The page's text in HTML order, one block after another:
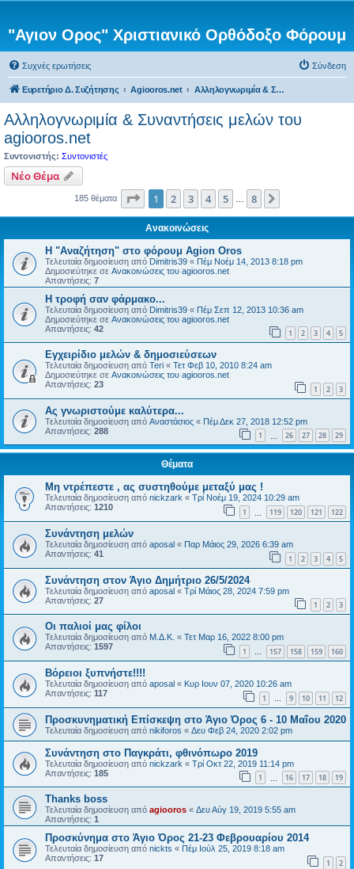
"Αγιον Ορος" Χριστιανικό Ορθόδοξο Φόρουμ
Συχνές ερωτήσεις Σύνδεση
Ευρετήριο Δ. Συζήτησης Agiooros.net Αλληλογνωριμία & Συναντήσεις μελών του agiooros.net
Αλληλογνωριμία & Συναντήσεις μελών του
agiooros.net
Συντονιστής: Συντονιστές
Νέο Θέμα
185 θέματα Σελίδα από8
1 2 3 4 5 8
Ανακοινώσεις
Η "Αναζήτηση" στο φόρουμ Agion Oros
Τελευταία δημοσίευση από Dimitris39 « Πέμ Νοέμ 14, 2013 8:18 pm
Δημοσιεύτηκε σε Ανακοινώσεις του agiooros.net
Απαντήσεις: 7
H τροφή σαν φάρμακο...
Τελευταία δημοσίευση από Dimitris39 « Πέμ Σεπ 12, 2013 10:36 am
Δημοσιεύτηκε σε Ανακοινώσεις του agiooros.net
Απαντήσεις: 42 1 2 3 4 5
Εγχειρίδιο μελών & δημοσιεύσεων
Τελευταία δημοσίευση από Teri « Τετ Φεβ 10, 2010 8:24 am
Δημοσιεύτηκε σε Ανακοινώσεις του agiooros.net
Απαντήσεις: 23 1 2 3
Ας γνωριστούμε καλύτερα...
Τελευταία δημοσίευση από Αναστάσιος « Πέμ Δεκ 27, 2018 12:52 pm
Απαντήσεις: 288 1 26 27 28 29
Θέματα
Μη ντρέπεστε , ας συστηθούμε μεταξύ μας !
Τελευταία δημοσίευση από nickzark « Τρί Νοέμ 19, 2024 10:29 am
Απαντήσεις: 1210 1 119 120 121 122
Συνάντηση μελών
Τελευταία δημοσίευση από aposal « Παρ Μάιος 29, 2026 6:39 am
Απαντήσεις: 41 1 2 3 4 5
Συνάντηση στον Άγιο Δημήτριο 26/5/2024
Τελευταία δημοσίευση από aposal « Τρί Μάιος 28, 2024 7:59 pm
Απαντήσεις: 27 1 2 3
Οι παλιοί μας φίλοι
Τελευταία δημοσίευση από Μ.Δ.Κ. « Τετ Μαρ 16, 2022 8:00 pm
Απαντήσεις: 1597 1 … 157 158 159 160
Βόρειοι ξυπνήστε!!!!
Τελευταία δημοσίευση από aposal « Κυρ Ιουν 07, 2020 10:26 am
Απαντήσεις: 117 1 … 9 10 11 12
Προσκυνηματική Επίσκεψη στο Άγιο Όρος 6 - 10 Μαΐου 2020
Τελευταία δημοσίευση από nikiforos « Δευ Φεβ 24, 2020 2:02 pm
Συνάντηση στο Παγκράτι, φθινόπωρο 2019
Τελευταία δημοσίευση από nickzark « Τρί Οκτ 22, 2019 11:14 pm
Απαντήσεις: 185 1 16 17 18 19
Thanks boss
Τελευταία δημοσίευση από agiooros « Δευ Αύγ 19, 2019 5:55 am
Απαντήσεις: 1
Προσκύνημα στο Άγιο Όρος 21-23 Φεβρουαρίου 2014
Τελευταία δημοσίευση από nickts « Πέμ Ιούλ 25, 2019 8:18 am
Απαντήσεις: 17 1 2